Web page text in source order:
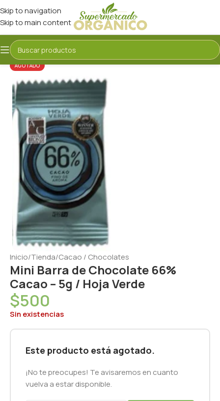
Skip to navigation
Skip to main content
AGOTADO
Inicio/Tienda/Cacao / Chocolates
Mini Barra de Chocolate 66%
Cacao – 5g / Hoja Verde
$500
Sin existencias
Este producto está agotado.
¡No te preocupes! Te avisaremos en cuanto
vuelva a estar disponible.